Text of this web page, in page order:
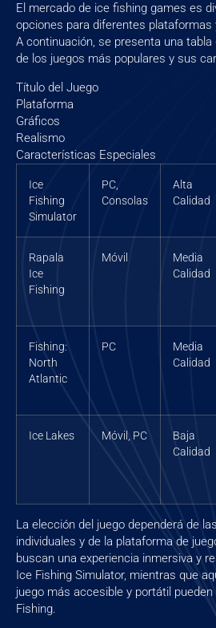
El mercado de ice fishing games es
opciones para diferentes plataformas
A continuación, se presenta una
de los juegos más populares y sus
Título del Juego
Plataforma
Gráficos
Realismo
Características Especiales
Ice
Fishing
Simulator
PC,
Consolas
Alta
Calidad
Rapala
Ice
Fishing
Móvil
Media
Calidad
Fishing:
North
Atlantic
PC
Media
Calidad
Ice Lakes Móvil, PC
Baja
Calidad
La elección del juego dependerá de
individuales y de la plataforma de
buscan una experiencia inmersiva y
Ice Fishing Simulator, mientras que
juego más accesible y portátil
Fishing.